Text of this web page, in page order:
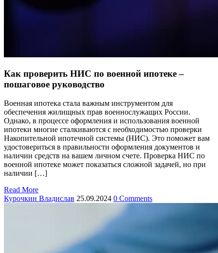
Как проверить НИС по военной ипотеке –
пошаговое руководство
Военная ипотека стала важным инструментом для
обеспечения жилищных прав военнослужащих России.
Однако, в процессе оформления и использования военной
ипотеки многие сталкиваются с необходимостью проверки
Накопительной ипотечной системы (НИС). Это поможет вам
удостовериться в правильности оформления документов и
наличии средств на вашем личном счете. Проверка НИС по
военной ипотеке может показаться сложной задачей, но при
наличии […]
Read More
Курочкин Владислав 25.09.2024 0 Comments